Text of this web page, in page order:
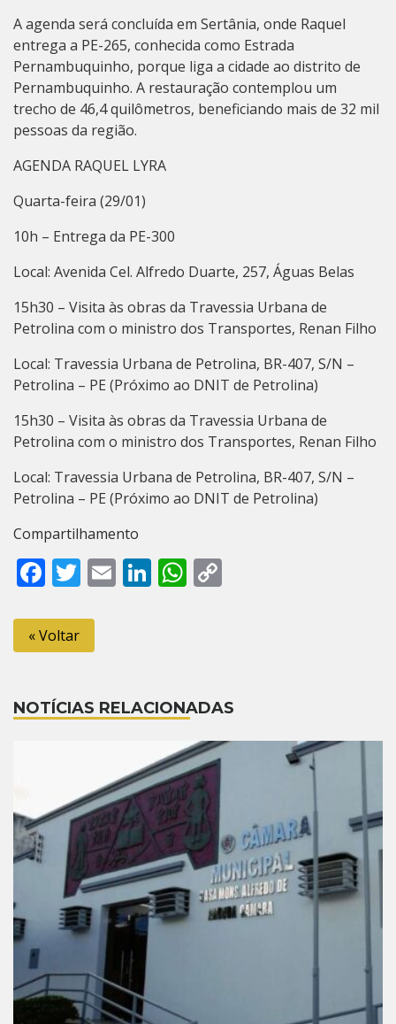
A agenda será concluída em Sertânia, onde Raquel
entrega a PE-265, conhecida como Estrada
Pernambuquinho, porque liga a cidade ao distrito de
Pernambuquinho. A restauração contemplou um
trecho de 46,4 quilômetros, beneficiando mais de 32 mil
pessoas da região.
AGENDA RAQUEL LYRA
Quarta-feira (29/01)
10h – Entrega da PE-300
Local: Avenida Cel. Alfredo Duarte, 257, Águas Belas
15h30 – Visita às obras da Travessia Urbana de
Petrolina com o ministro dos Transportes, Renan Filho
Local: Travessia Urbana de Petrolina, BR-407, S/N –
Petrolina – PE (Próximo ao DNIT de Petrolina)
15h30 – Visita às obras da Travessia Urbana de
Petrolina com o ministro dos Transportes, Renan Filho
Local: Travessia Urbana de Petrolina, BR-407, S/N –
Petrolina – PE (Próximo ao DNIT de Petrolina)
Compartilhamento
Facebook
Twitter
EmailLinkedIn
WhatsApp
« Voltar
NOTÍCIAS RELACIONADAS